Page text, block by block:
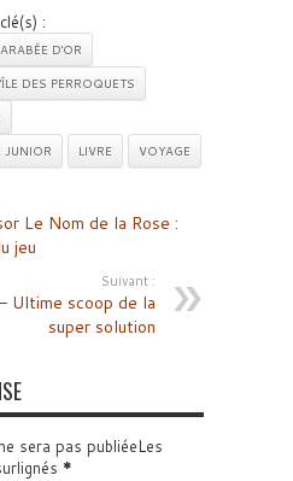
:
D'OR
DES PERROQUETS
JUNIOR
LIVRE VOYAGE
Le Nom de la Rose :
jeu
Suivant :
Ultime scoop de la
super solution
sera pas publiéeLes
*